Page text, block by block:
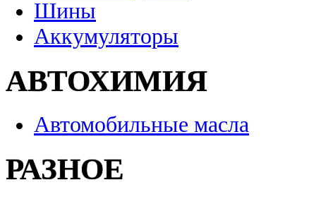
Шины
Аккумуляторы
АВТОХИМИЯ
Автомобильные масла
РАЗНОЕ